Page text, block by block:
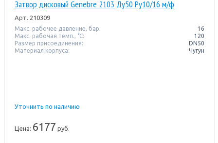
Затвор дисковый Genebre 2103 Ду50 Pу10/16 м/ф
Арт. 210309
Макс. рабочее давление, бар:
16
Макс. рабочая темп., °С:
120
Размер присоединения:
DN50
Материал корпуса:
Чугун
Уточнить по наличию
Цена: 6177 руб.